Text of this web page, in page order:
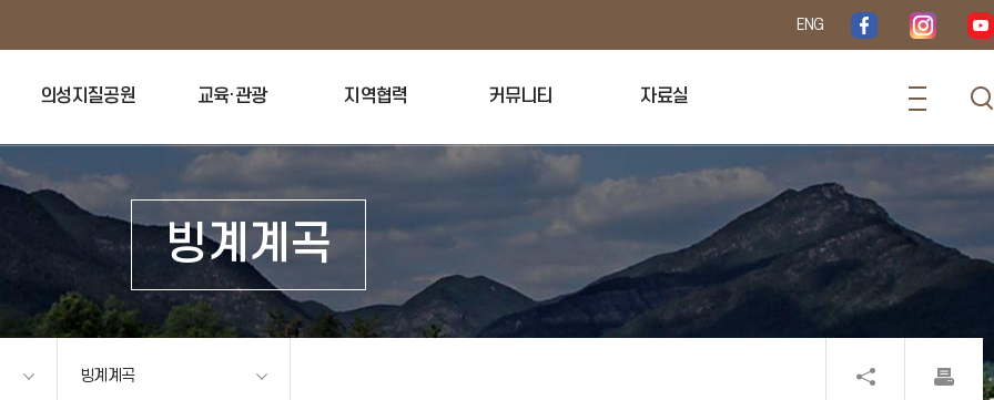
ENG
의성지질공원 교육·관광 지역협력 커뮤니티 자료실
빙계계곡
빙계계곡